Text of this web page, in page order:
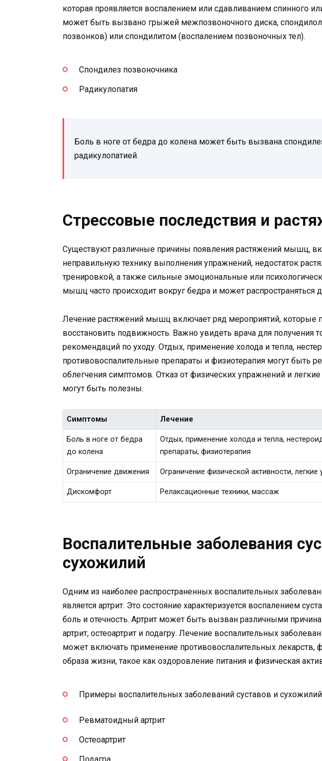
которая проявляется воспалением или сдавливанием спинного
может быть вызвано грыжей межпозвоночного диска,
позвонков) или спондилитом (воспалением позвоночных тел).
Спондилез позвоночника
Радикулопатия
Боль в ноге от бедра до колена может быть вызвана
радикулопатией.
Стрессовые последствия и
Существуют различные причины появления растяжений мышц,
неправильную технику выполнения упражнений, недостаток
тренировкой, а также сильные эмоциональные или
мышц часто происходит вокруг бедра и может распространяться
Лечение растяжений мышц включает ряд мероприятий, которые
восстановить подвижность. Важно увидеть врача для получения
рекомендаций по уходу. Отдых, применение холода и тепла,
противовоспалительные препараты и физиотерапия могут быть
облегчения симптомов. Отказ от физических упражнений и
могут быть полезны.
Симптомы Лечение
Боль в ноге от бедра
до колена
Отдых, применение холода и тепла,
препараты, физиотерапия
Ограничение движения Ограничение физической активности,
Дискомфорт Релаксационные техники, массаж
Воспалительные заболевания
сухожилий
Одним из наиболее распространенных воспалительных
является артрит. Это состояние характеризуется воспалением
боль и отечность. Артрит может быть вызван различными
артрит, остеоартрит и подагру. Лечение воспалительных
может включать применение противовоспалительных лекарств,
образа жизни, такое как оздоровление питания и физическая
Примеры воспалительных заболеваний суставов и
Ревматоидный артрит
Остеоартрит